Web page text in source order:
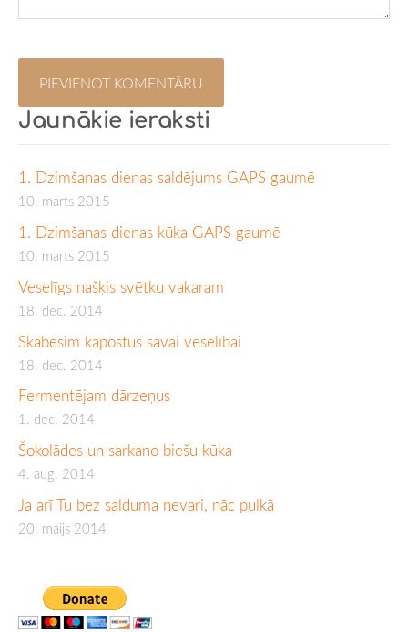
Jaunākie ieraksti
1. Dzimšanas dienas saldējums GAPS gaumē
10. marts 2015
1. Dzimšanas dienas kūka GAPS gaumē
10. marts 2015
Veselīgs našķis svētku vakaram
18. dec. 2014
Skābēsim kāpostus savai veselībai
18. dec. 2014
Fermentējam dārzeņus
1. dec. 2014
Šokolādes un sarkano biešu kūka
4. aug. 2014
Ja arī Tu bez salduma nevari, nāc pulkā
20. maijs 2014